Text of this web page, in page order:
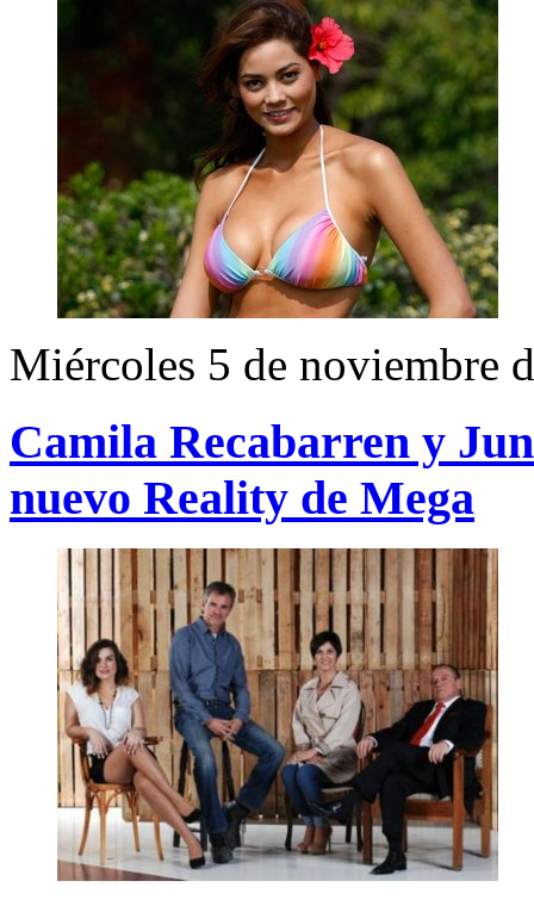
Miércoles 5 de noviembre
Camila Recabarren y
nuevo Reality de Mega